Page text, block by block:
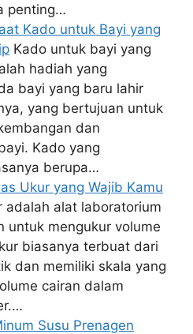
penting…
Kado untuk Bayi yang
Kado untuk bayi yang
hadiah yang
bayi yang baru lahir
yang bertujuan untuk
dan
Kado yang
berupa…
Ukur yang Wajib Kamu
adalah alat laboratorium
untuk mengukur volume
biasanya terbuat dari
dan memiliki skala yang
cairan dalam
Susu Prenagen